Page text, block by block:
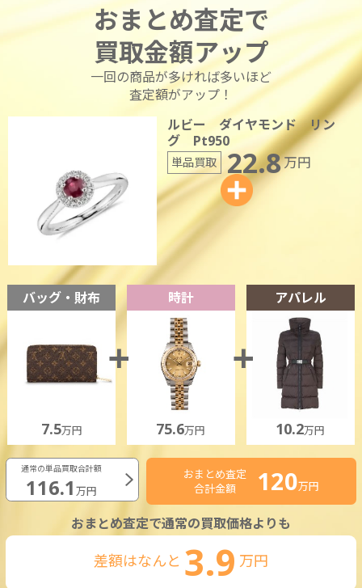
おまとめ査定で
買取金額アップ
一回の商品が多ければ多いほど
査定額がアップ！
ルビー ダイヤモンド リン
グ Pt950
単品買取 22.8万円
バッグ・財布
7.5万円
時計
75.6万円
アパレル
10.2万円
通常の単品買取合計額
116.1万円
おまとめ査定
合計金額
120万円
おまとめ査定で通常の買取価格よりも
差額はなんと 3.9 万円